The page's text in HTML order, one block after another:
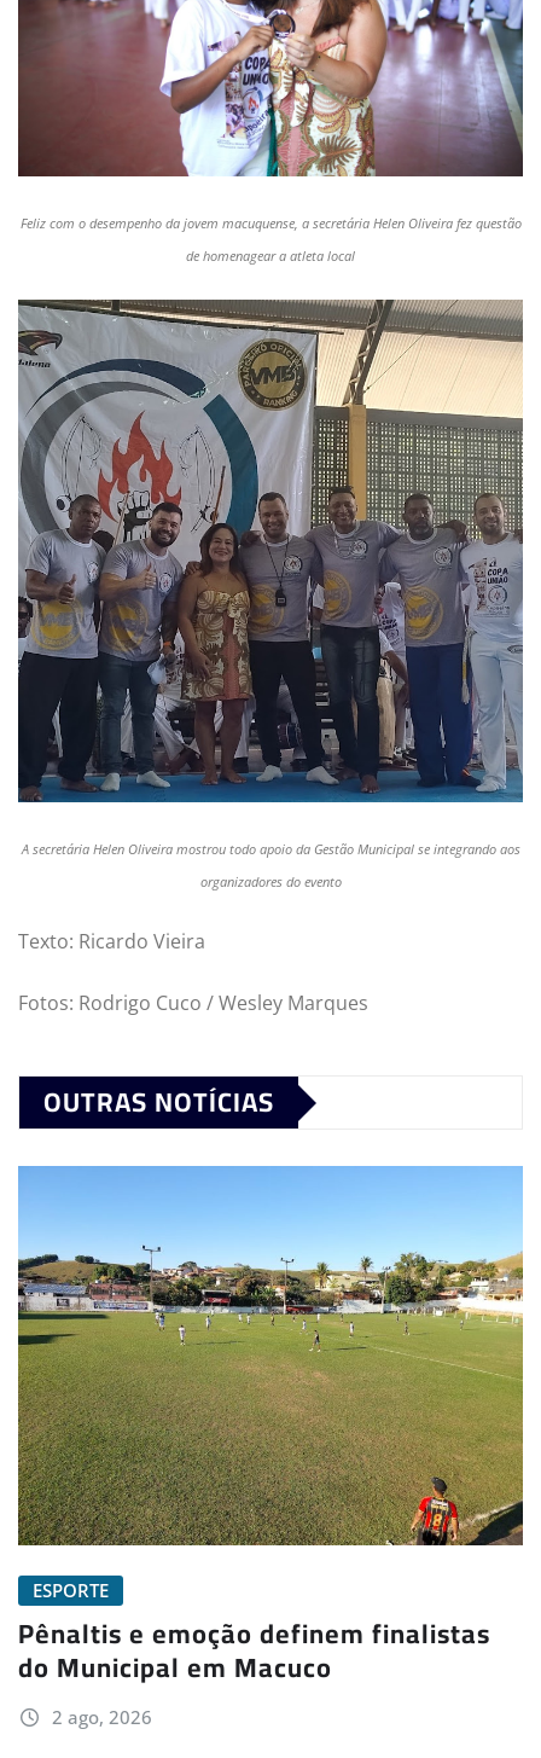
Feliz com o desempenho da jovem macuquense, a secretária Helen Oliveira fez questão
de homenagear a atleta local
A secretária Helen Oliveira mostrou todo apoio da Gestão Municipal se integrando aos
organizadores do evento
Texto: Ricardo Vieira
Fotos: Rodrigo Cuco / Wesley Marques
OUTRAS NOTÍCIAS
ESPORTE
Pênaltis e emoção definem finalistas
do Municipal em Macuco
2 ago, 2026